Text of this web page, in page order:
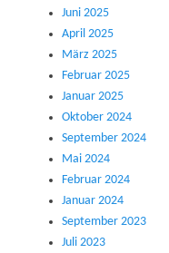
Juni 2025
April 2025
März 2025
Februar 2025
Januar 2025
Oktober 2024
September 2024
Mai 2024
Februar 2024
Januar 2024
September 2023
Juli 2023